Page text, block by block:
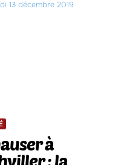
13 décembre 2019
à
: la